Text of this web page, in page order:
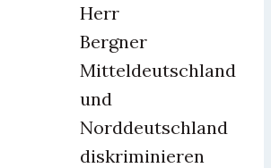
Herr
Bergner
Mitteldeutschland
und
Norddeutschland
diskriminieren